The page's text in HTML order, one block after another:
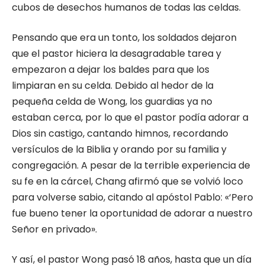
cubos de desechos humanos de todas las celdas.
Pensando que era un tonto, los soldados dejaron
que el pastor hiciera la desagradable tarea y
empezaron a dejar los baldes para que los
limpiaran en su celda. Debido al hedor de la
pequeña celda de Wong, los guardias ya no
estaban cerca, por lo que el pastor podía adorar a
Dios sin castigo, cantando himnos, recordando
versículos de la Biblia y orando por su familia y
congregación. A pesar de la terrible experiencia de
su fe en la cárcel, Chang afirmó que se volvió loco
para volverse sabio, citando al apóstol Pablo: «‘Pero
fue bueno tener la oportunidad de adorar a nuestro
Señor en privado».
Y así, el pastor Wong pasó 18 años, hasta que un día